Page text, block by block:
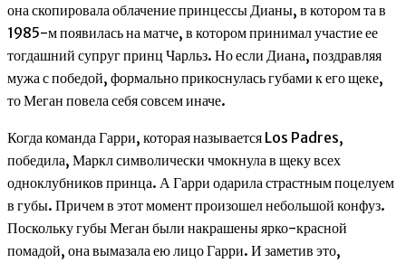
она скопировала облачение принцессы Дианы, в котором та в
1985-м появилась на матче, в котором принимал участие ее
тогдашний супруг принц Чарльз. Но если Диана, поздравляя
мужа с победой, формально прикоснулась губами к его щеке,
то Меган повела себя совсем иначе.
Когда команда Гарри, которая называется Los Padres,
победила, Маркл символически чмокнула в щеку всех
одноклубников принца. А Гарри одарила страстным поцелуем
в губы. Причем в этот момент произошел небольшой конфуз.
Поскольку губы Меган были накрашены ярко-красной
помадой, она вымазала ею лицо Гарри. И заметив это,